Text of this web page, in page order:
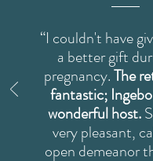
“I couldn't have
a better gift
pregnancy.The
fantastic;
wonderful host.
very pleasant,
open demeanor